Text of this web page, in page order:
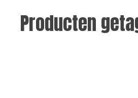
Producten